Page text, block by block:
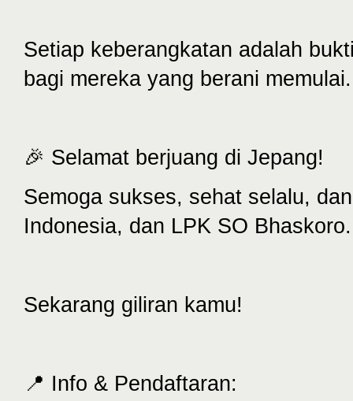
Setiap keberangkatan adalah
bagi mereka yang berani memulai.
🎉 Selamat berjuang di Jepang!
Semoga sukses, sehat selalu,
Indonesia, dan LPK SO Bhaskoro.
Sekarang giliran kamu!
📍 Info & Pendaftaran: